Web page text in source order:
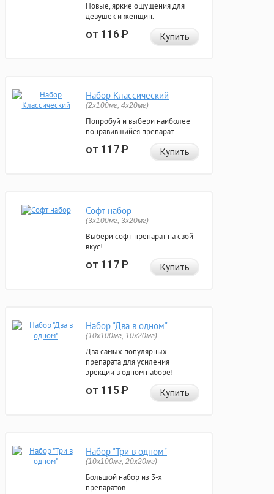
Новые, яркие ощущения для
девушек и женщин.
от 116Р Купить
Набор Классический
(2x100мг, 4x20мг)
Попробуй и выбери наиболее
понравившийся препарат.
от 117Р Купить
Софт набор
(3x100мг, 3x20мг)
Выбери софт-препарат на свой
вкус!
от 117Р Купить
Набор "Два в одном"
(10x100мг, 10x20мг)
Два самых популярных
препарата для усиления
эрекции в одном наборе!
от 115Р Купить
Набор "Три в одном"
(10x100мг, 20x20мг)
Большой набор из 3-х
препаратов.